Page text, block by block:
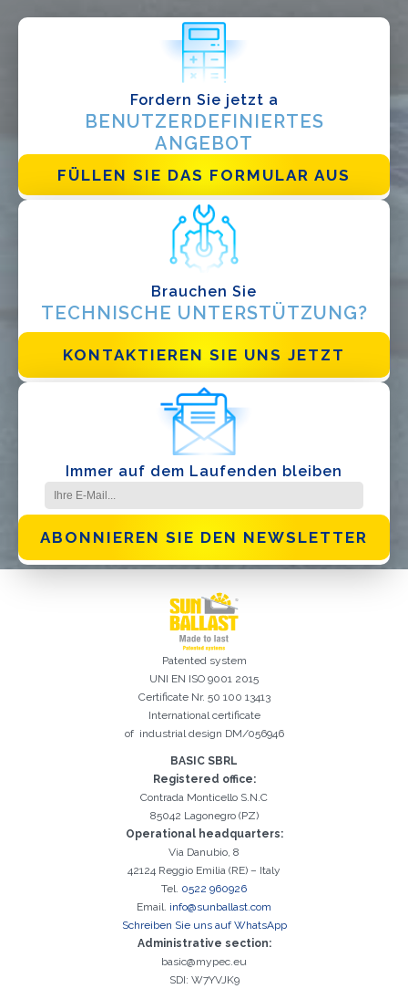
Fordern Sie jetzt a
BENUTZERDEFINIERTES
ANGEBOT
FÜLLEN SIE DAS FORMULAR AUS
Brauchen Sie
TECHNISCHE UNTERSTÜTZUNG?
KONTAKTIEREN SIE UNS JETZT
Immer auf dem Laufenden bleiben
ABONNIEREN SIE DEN NEWSLETTER
Verteiler
Andere
Datenschutzbestimmungen gelesen und akzeptiere
Registrierung erfolgreich. Aktivieren Sie Ihr E-Mail-
Kontrollkästchen, um mit der Aktivierung fortzufahren
Patented system
UNI EN ISO 9001 2015
Certificate Nr. 50 100 13413
International certificate
of industrial design DM/056946
BASIC SBRL
Registered office:
Contrada Monticello S.N.C
85042 Lagonegro (PZ)
Operational headquarters:
Via Danubio, 8
42124 Reggio Emilia (RE) – Italy
Tel. 0522 960926
Email. info@sunballast.com
Schreiben Sie uns auf WhatsApp
Administrative section:
basic@mypec.eu
SDI: W7YVJK9